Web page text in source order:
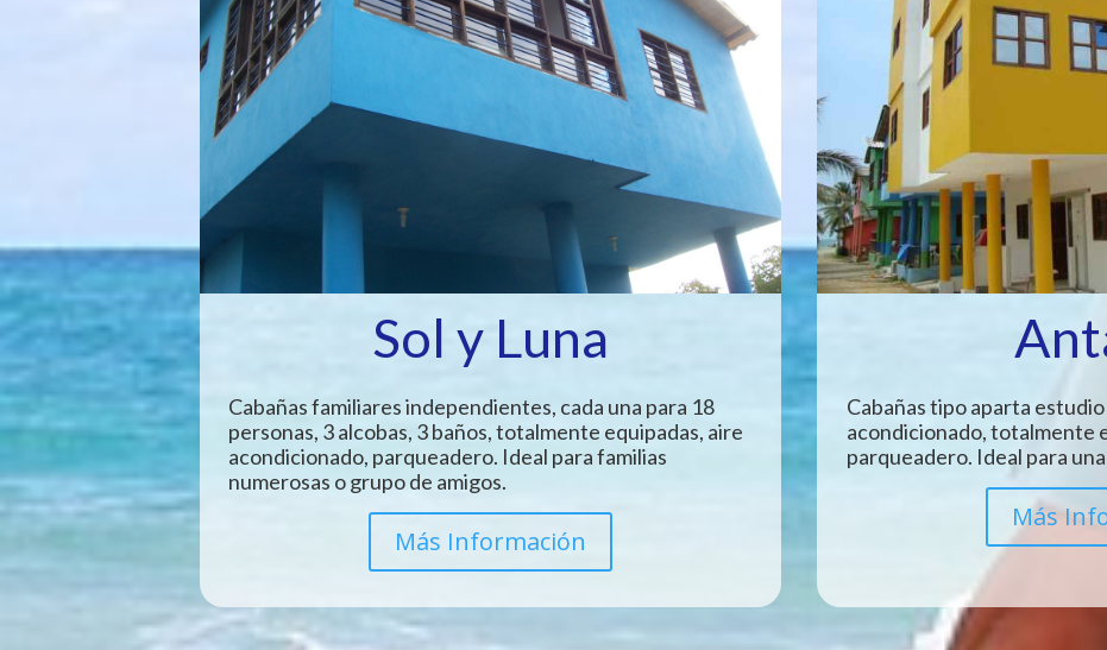
Sol y Luna
Cabañas familiares independientes, cada una para 18
personas, 3 alcobas, 3 baños, totalmente equipadas, aire
acondicionado, parqueadero. Ideal para familias
numerosas o grupo de amigos.
Más Información
Cabañas tipo aparta
acondicionado, totalmente
parqueadero. Ideal para
Más